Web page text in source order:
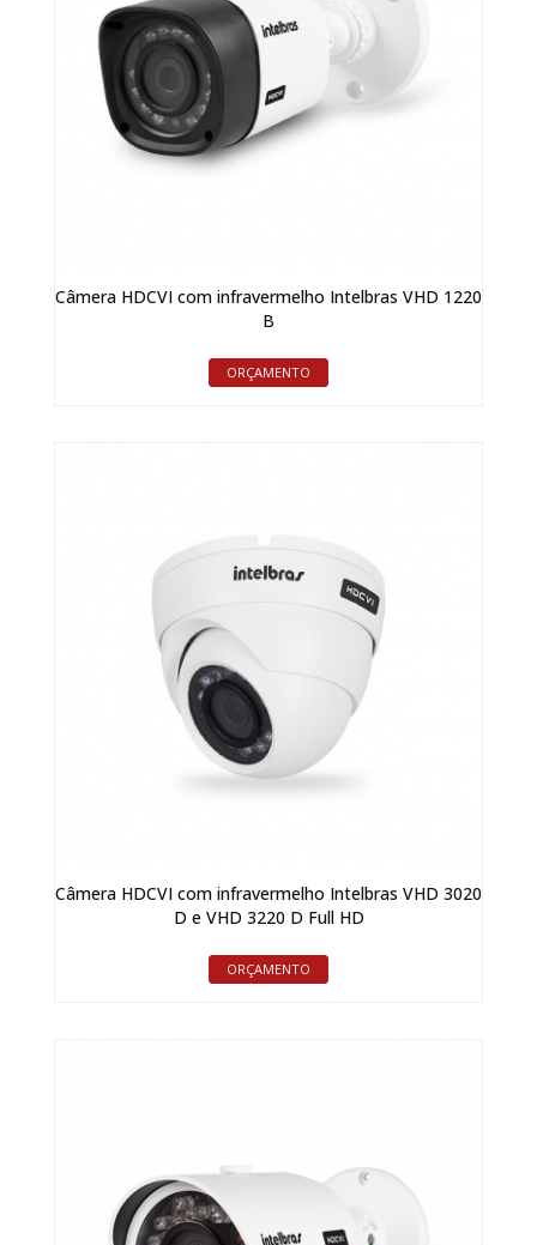
Câmera HDCVI com infravermelho Intelbras VHD 1220
B
ORÇAMENTO
Câmera HDCVI com infravermelho Intelbras VHD 3020
D e VHD 3220 D Full HD
ORÇAMENTO